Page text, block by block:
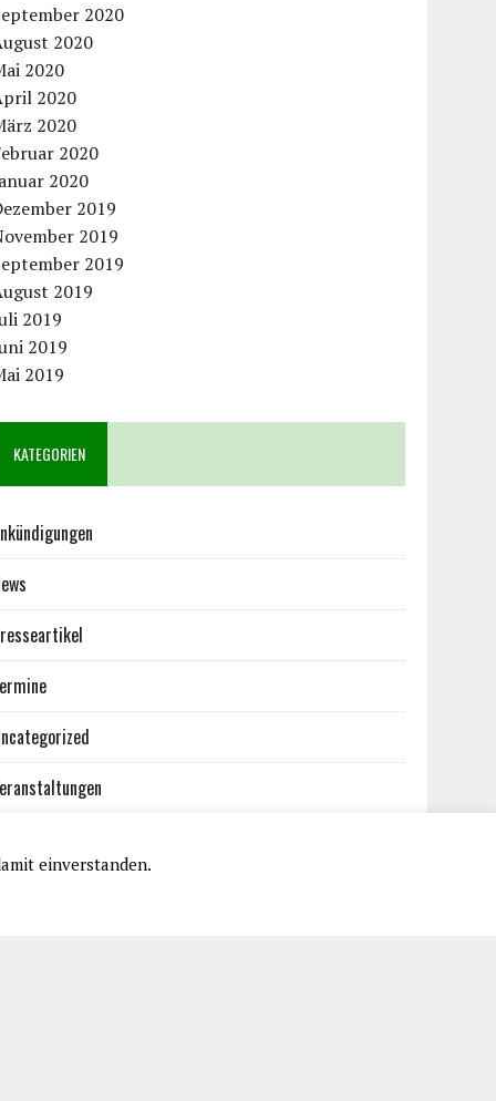
2020
2020
2020
2020
2020
2020
2020
2019
2019
2019
2019
2019
2019
2019
KATEGORIEN
einverstanden.